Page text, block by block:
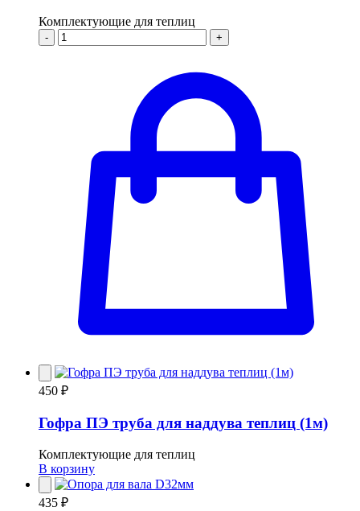
Комплектующие для теплиц
- +
450 ₽
Гофра ПЭ труба для наддува теплиц (1м)
Комплектующие для теплиц
В корзину
435 ₽